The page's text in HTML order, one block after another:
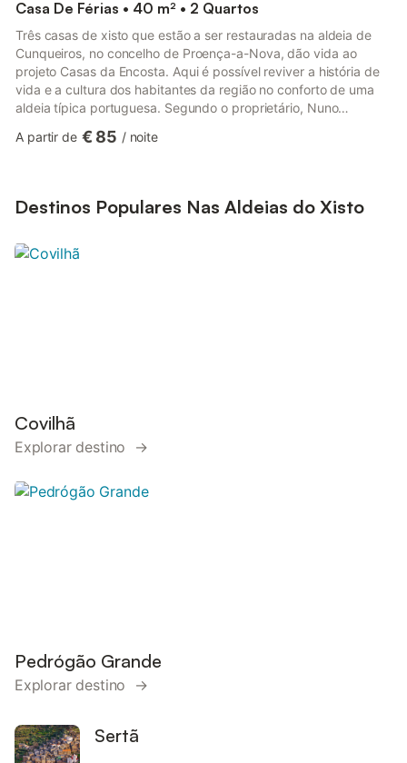
Casa De Férias • 40 m² • 2 Quartos
Três casas de xisto que estão a ser restauradas na aldeia de
Cunqueiros, no concelho de Proença-a-Nova, dão vida ao
projeto Casas da Encosta. Aqui é possível reviver a história de
vida e a cultura dos habitantes da região no conforto de uma
aldeia típica portuguesa. Segundo o proprietário, Nuno
construtiva local, onde se destacam o xisto, a argila e a
com cama de casal e uma cama individual, casa de banho,
cozinh...
A partir de € 85 / noite
Destinos Populares Nas Aldeias do Xisto
Covilhã
Explorar destino →
Pedrógão Grande
Explorar destino →
Sertã